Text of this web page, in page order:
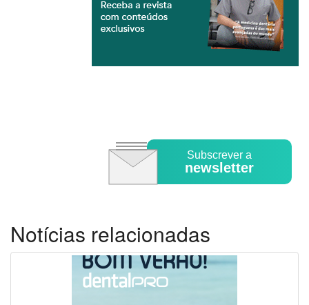
Subscrever a
newsletter
Notícias relacionadas